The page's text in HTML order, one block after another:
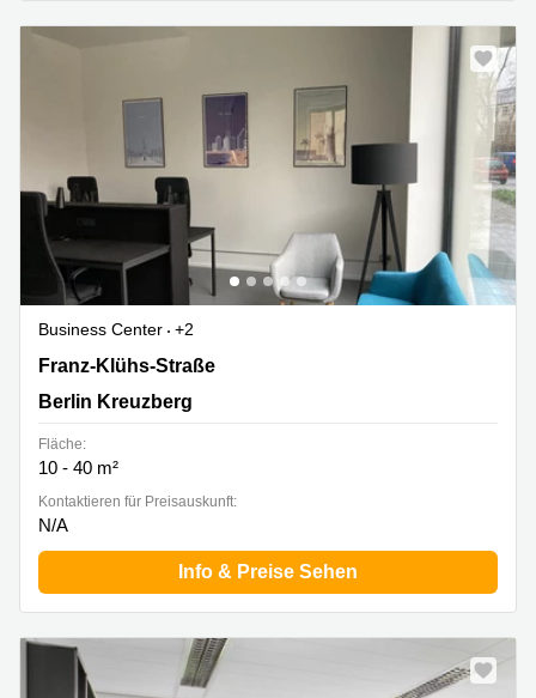
Business Center
+2
Franz-Klühs-Straße, Berlin Kreuzberg
Franz-Klühs-Straße
Berlin Kreuzberg
Fläche:
10 - 40 m²
Kontaktieren für Preisauskunft:
N/A
Info & Preise Sehen